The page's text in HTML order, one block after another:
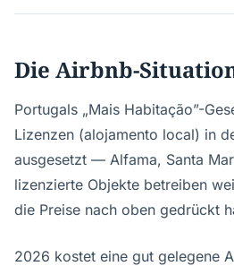
Die Airbnb-
Portugals „Mais Habitação”-
Lizenzen (alojamento local) in
ausgesetzt — Alfama, Santa
lizenzierte Objekte betreiben
die Preise nach oben gedrückt
2026 kostet eine gut gelegene